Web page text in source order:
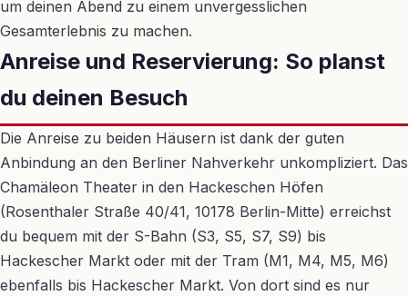
um deinen Abend zu einem unvergesslichen
Gesamterlebnis zu machen.
Anreise und Reservierung: So planst
du deinen Besuch
Die Anreise zu beiden Häusern ist dank der guten
Anbindung an den Berliner Nahverkehr unkompliziert. Das
Chamäleon Theater in den Hackeschen Höfen
(Rosenthaler Straße 40/41, 10178 Berlin-Mitte) erreichst
du bequem mit der S-Bahn (S3, S5, S7, S9) bis
Hackescher Markt oder mit der Tram (M1, M4, M5, M6)
ebenfalls bis Hackescher Markt. Von dort sind es nur